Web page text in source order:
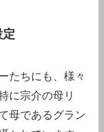
定
たちにも、様々
に宗介の母リ
母であるグラン